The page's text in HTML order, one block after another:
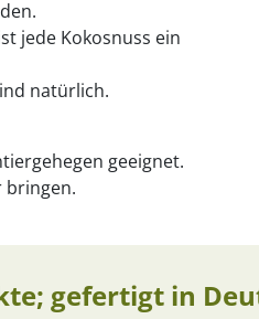
jede Kokosnuss ein
natürlich.
geeignet.
bringen.
gefertigt in